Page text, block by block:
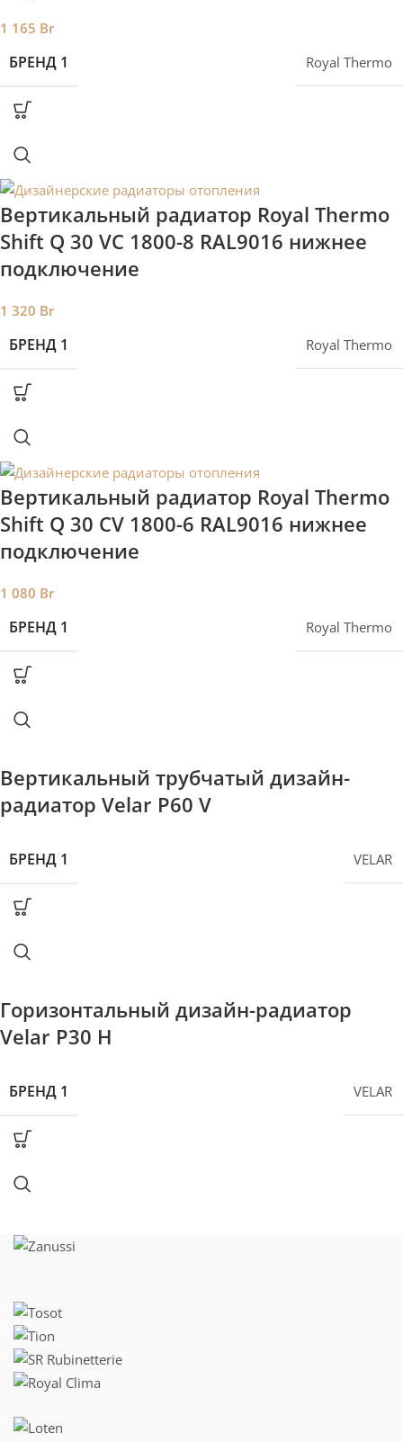
1 165 Br
БРЕНД 1 Royal Thermo
Вертикальный радиатор Royal Thermo
Shift Q 30 VС 1800-8 RAL9016 нижнее
подключение
1 320 Br
БРЕНД 1 Royal Thermo
Вертикальный радиатор Royal Thermo
Shift Q 30 CV 1800-6 RAL9016 нижнее
подключение
1 080 Br
БРЕНД 1 Royal Thermo
Вертикальный трубчатый дизайн-
радиатор Velar P60 V
БРЕНД 1 VELAR
Горизонтальный дизайн-радиатор
Velar P30 H
БРЕНД 1 VELAR